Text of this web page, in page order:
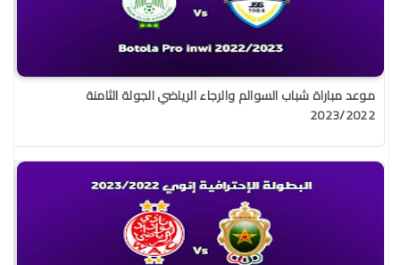
موعد مباراة شباب السوالم والرجاء الرياضي الجولة الثامنة
2023/2022